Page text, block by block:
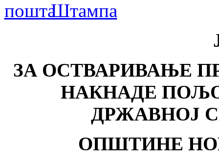
ЗА ОСТВАРИВАЊЕ
НАКНАДЕ
ДРЖАВНОЈ
ОПШТИНЕ